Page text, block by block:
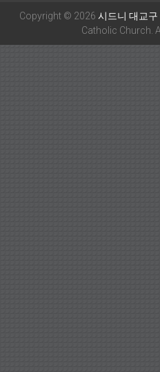
Copyright © 2026 시드니 대교구
Catholic Church.